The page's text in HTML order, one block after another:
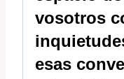
vosotros
esas